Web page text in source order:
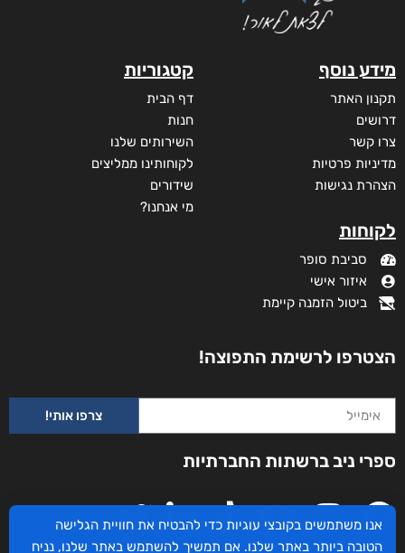
עם הסקר
₪35
–
₪73
₪73
מידע נוסף
תקנון האתר
דרושים
צרו קשר
מדיניות פרטיות
הצהרת נגישות
לקוחות
סביבת סופר
איזור אישי
ביטול הזמנה קיימת
קטגוריות
דף הבית
חנות
השירותים שלנו
לקוחותינו ממליצים
שידורים
מי אנחנו?
הצטרפו לרשימת התפוצה!
צרפו אותי!
ספרי ניב ברשתות החברתיות
אנו משתמשים בקובצי עוגיות כדי להבטיח את חוויית הגלישה
הטובה ביותר באתר שלנו. אם תמשיך להשתמש באתר שלנו, נניח